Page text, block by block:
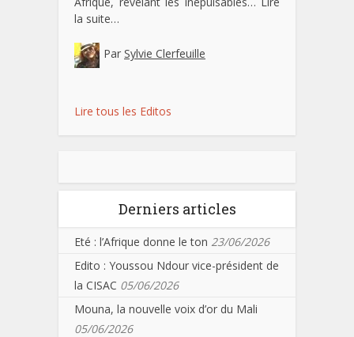
la suite…
Par Sylvie Clerfeuille
Lire tous les Editos
Derniers articles
Eté : l’Afrique donne le ton 23/06/2026
Edito : Youssou Ndour vice-président de
la CISAC 05/06/2026
Mouna, la nouvelle voix d’or du Mali
05/06/2026